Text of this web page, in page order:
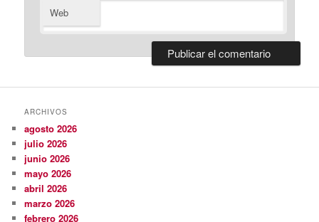
Web
ARCHIVOS
agosto 2026
julio 2026
junio 2026
mayo 2026
abril 2026
marzo 2026
febrero 2026